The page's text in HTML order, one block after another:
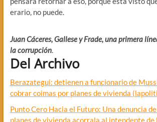
erario, no puede.
Juan Cáceres, Gallese y Frade, una primera
la corrupción.
Del Archivo
Berazategui: detienen a funcionario de
cobrar coimas por planes de vivienda
Punto Cero Hacia el Futuro: Una denuncia
planes de vivienda acorrala al intendente